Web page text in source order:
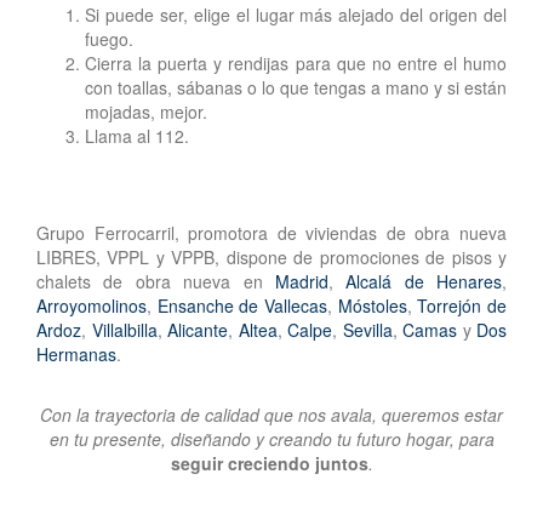
Si puede ser, elige el lugar más alejado del origen del
fuego.
Cierra la puerta y rendijas para que no entre el humo
con toallas, sábanas o lo que tengas a mano y si están
mojadas, mejor.
Llama al 112.
Grupo Ferrocarril, promotora de viviendas de obra nueva
LIBRES, VPPL y VPPB, dispone de promociones de pisos y
chalets de obra nueva en Madrid,Alcalá de Henares,
Arroyomolinos, Ensanche de Vallecas, Móstoles,Torrejón de
Ardoz, Villalbilla, Alicante, Altea, Calpe, Sevilla, Camas yDos
Hermanas.
Con la trayectoria de calidad que nos avala, queremos estar
en tu presente, diseñando y creando tu futuro hogar, para
seguir creciendo juntos.